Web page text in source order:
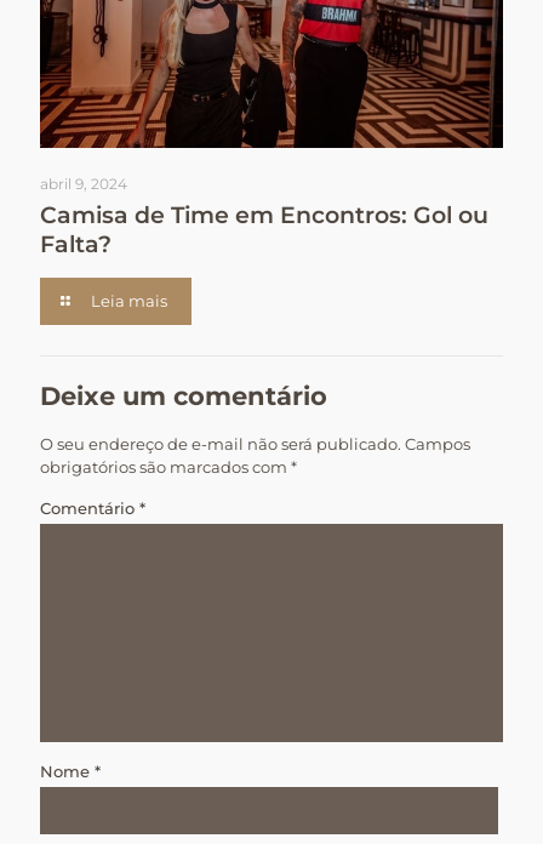
abril 9, 2024
Camisa de Time em Encontros: Gol ou
Falta?
Leia mais
Deixe um comentário
O seu endereço de e-mail não será publicado. Campos
obrigatórios são marcados com *
Comentário *
Nome *